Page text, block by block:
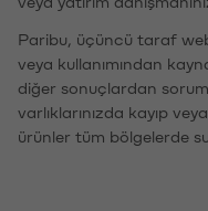
Paribu, üçüncü taraf
veya kullanımından
diğer sonuçlardan
varlıklarınızda kayıp
ürünler tüm bölgelerde